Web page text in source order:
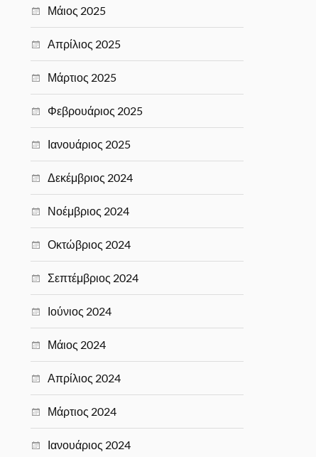
Μάιος 2025
Απρίλιος 2025
Μάρτιος 2025
Φεβρουάριος 2025
Ιανουάριος 2025
Δεκέμβριος 2024
Νοέμβριος 2024
Οκτώβριος 2024
Σεπτέμβριος 2024
Ιούνιος 2024
Μάιος 2024
Απρίλιος 2024
Μάρτιος 2024
Ιανουάριος 2024